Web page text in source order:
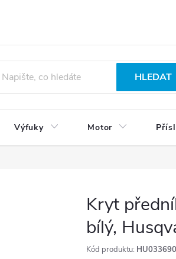
osobních údajů
HLEDAT
Výfuky Motor
Kryt
bílý,
Kód produktu: